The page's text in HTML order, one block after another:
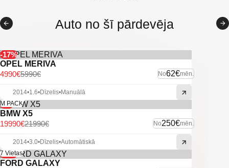
-Vieglmetāla diski.
-Parkošanas sensori.Auto no šī pārdevēja
-17%
OPEL MERIVA
No62€mēn.
5990€
4990€
2014•1.6•Dīzelis•Manuālā
-9%
M PACK
BMW X5
No250€mēn.
21990€
19990€
2014•3.0•Dīzelis•Automātiskā
-14%
7 Vietas
FORD GALAXY